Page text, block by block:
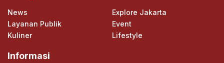
News
Explore Jakarta
Layanan Publik
Event
Kuliner
Lifestyle
Informasi